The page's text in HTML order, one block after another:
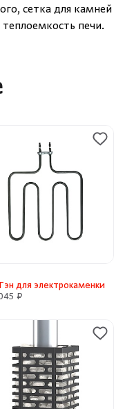
сетка для камней
теплоемкость печи.
для электрокаменки
₽